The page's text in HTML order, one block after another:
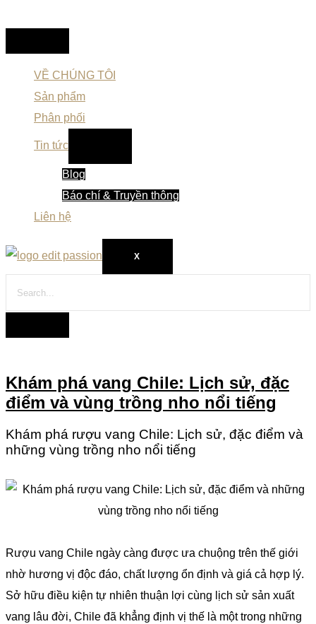
VỀ CHÚNG TÔI
Sản phẩm
Phân phối
Tin tức
Blog
Báo chí & Truyền thông
Liên hệ
X
Khám phá vang Chile: Lịch sử, đặc
điểm và vùng trồng nho nổi tiếng
Khám phá rượu vang Chile: Lịch sử, đặc điểm và
những vùng trồng nho nổi tiếng
Rượu vang Chile ngày càng được ưa chuộng trên thế giới
nhờ hương vị độc đáo, chất lượng ổn định và giá cả hợp lý.
Sở hữu điều kiện tự nhiên thuận lợi cùng lịch sử sản xuất
vang lâu đời, Chile đã khẳng định vị thế là một trong những